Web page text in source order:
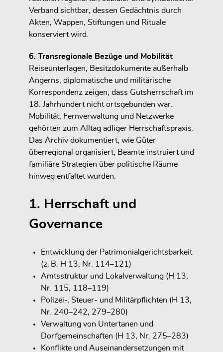
Verband sichtbar, dessen Gedächtnis durch
Akten, Wappen, Stiftungen und Rituale
konserviert wird.
6. Transregionale Bezüge und Mobilität
Reiseunterlagen, Besitzdokumente außerhalb
Angerns, diplomatische und militärische
Korrespondenz zeigen, dass Gutsherrschaft im
18. Jahrhundert nicht ortsgebunden war.
Mobilität, Fernverwaltung und Netzwerke
gehörten zum Alltag adliger Herrschaftspraxis.
Das Archiv dokumentiert, wie Güter
überregional organisiert, Beamte instruiert und
familiäre Strategien über politische Räume
hinweg entfaltet wurden.
1. Herrschaft und
Governance
Entwicklung der Patrimonialgerichtsbarkeit
(z. B. H 13, Nr. 114–121)
Amtsstruktur und Lokalverwaltung (H 13,
Nr. 115, 118–119)
Polizei-, Steuer- und Militärpflichten (H 13,
Nr. 240–242, 279–280)
Verwaltung von Untertanen und
Dorfgemeinschaften (H 13, Nr. 275–283)
Konflikte und Auseinandersetzungen mit